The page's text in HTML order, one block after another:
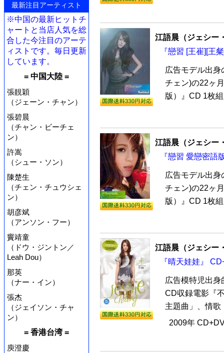
最新注目アーティスト
※中国の最新ヒットチ
ャートと当店人気を総
合した今注目のアーテ
ィストです。毎日更新
しています。
= 中国大陸 =
張靚穎
（ジェーン・チャン）
張碧晨
（チャン・ビーチェ
ン）
許嵩
（シュー・ソン）
陳楚生
（チェン・チュウシェ
ン）
胡彦斌
（アンソン・フー）
竇靖童
（ドウ・ジントン／
Leah Dou）
那英
（ナー・イン）
張杰
（ジェイソン・チャ
ン）
= 香港台湾 =
庾澄慶
江語晨（ジェシー
『戀習 [王崔][王
広告モデル出
チェン)の22ヶ
版）』CD 1枚
江語晨（ジェシー
『戀習 愛戀密語
広告モデル出
チェン)の22ヶ
版）』CD 1枚
江語晨（ジェシー
『晴天娃娃』
広告模特児出
CD収録電影『
主題曲」、情歌
2009年